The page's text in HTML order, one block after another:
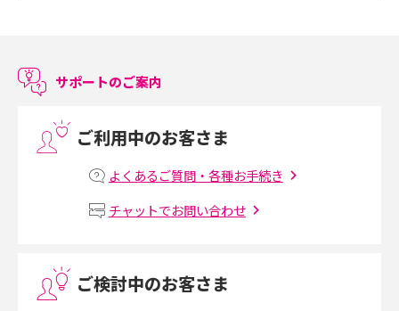
LINEで友だちを削除する方法は？方法ごとの影響や復活・復元する方法も
プリペイドSIMとは？種類やメリット・デメリット、利用までの流れを解説
Threads（スレッズ）とは？主な機能や登録方法、投稿の仕方を解説
サポートのご案内
ご利用中のお客さま
よくあるご質問・各種お手続き
チャットでお問い合わせ
ご検討中のお客さま